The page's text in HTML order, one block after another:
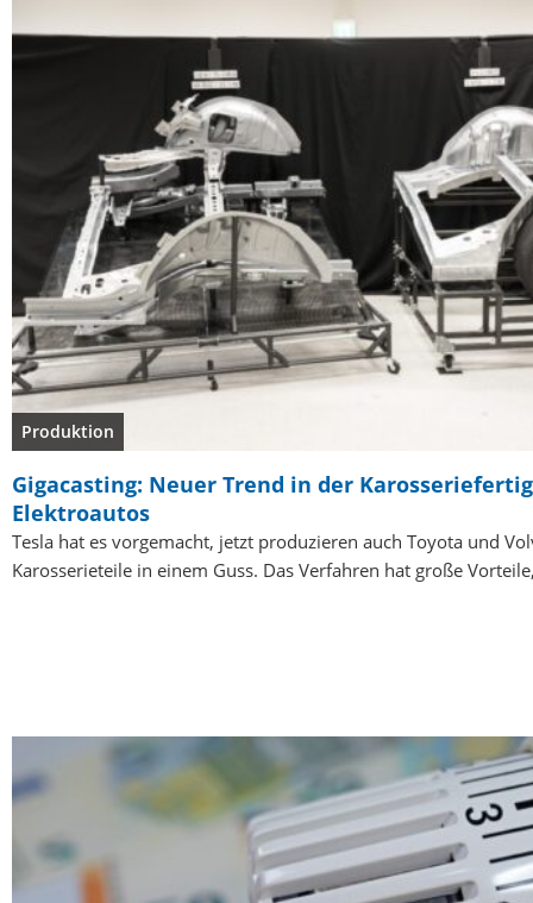
Produktion
Gigacasting: Neuer Trend in der
Elektroautos
Tesla hat es vorgemacht, jetzt produzieren auch Toyota und
Karosserieteile in einem Guss. Das Verfahren hat große